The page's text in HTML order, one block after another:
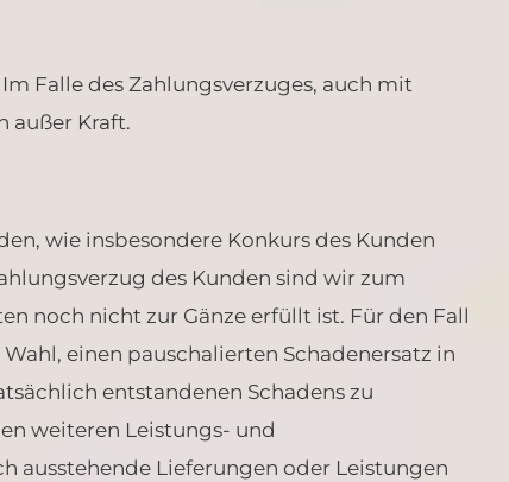
Falle des Zahlungsverzuges, auch mit
außer Kraft.
wie insbesondere Konkurs des Kunden
des Kunden sind wir zum
noch nicht zur Gänze erfüllt ist. Für den Fall
einen pauschalierten Schadenersatz in
entstandenen Schadens zu
weiteren Leistungs- und
ausstehende Lieferungen oder Leistungen